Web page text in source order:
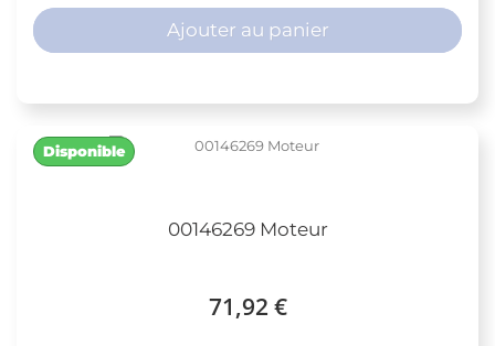
Ajouter au panier
00146269 Moteur
71,92 €
Disponible